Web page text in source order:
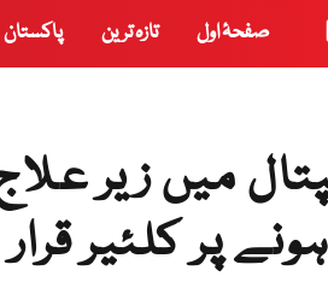
صفحۂ اول تازہ ترین پاکستان
میں زیر
پر کلئیر